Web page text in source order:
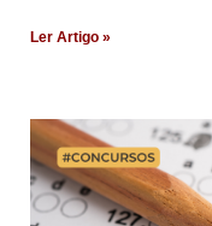
Ler Artigo »